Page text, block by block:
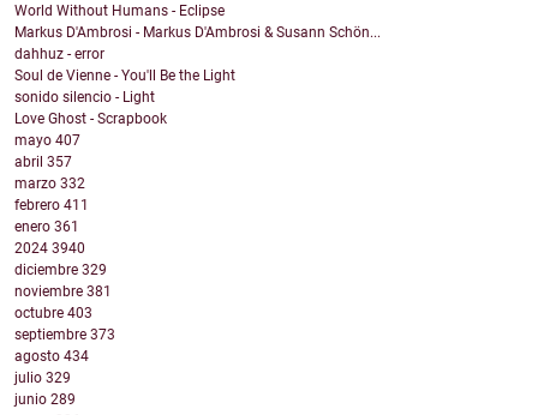
World Without Humans - Eclipse
Markus D'Ambrosi - Markus D'Ambrosi & Susann Schön...
dahhuz - error
Soul de Vienne - You'll Be the Light
sonido silencio - Light
Love Ghost - Scrapbook
mayo 407
abril 357
marzo 332
febrero 411
enero 361
2024 3940
diciembre 329
noviembre 381
octubre 403
septiembre 373
agosto 434
julio 329
junio 289